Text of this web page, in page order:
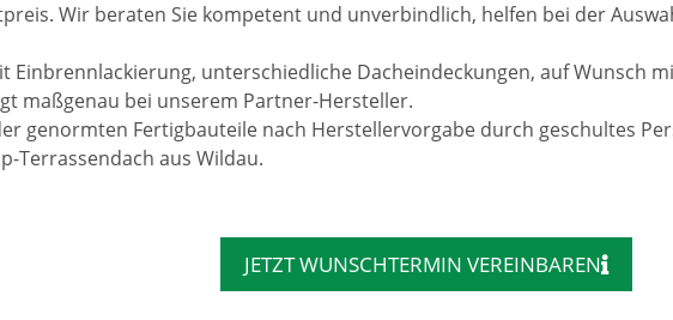
Wir beraten Sie kompetent und unverbindlich, helfen bei der
unterschiedliche Dacheindeckungen, auf Wunsch
maßgenau bei unserem Partner-Hersteller.
genormten Fertigbauteile nach Herstellervorgabe durch geschultes
Terrassendach aus Wildau.
JETZT WUNSCHTERMIN VEREINBAREN